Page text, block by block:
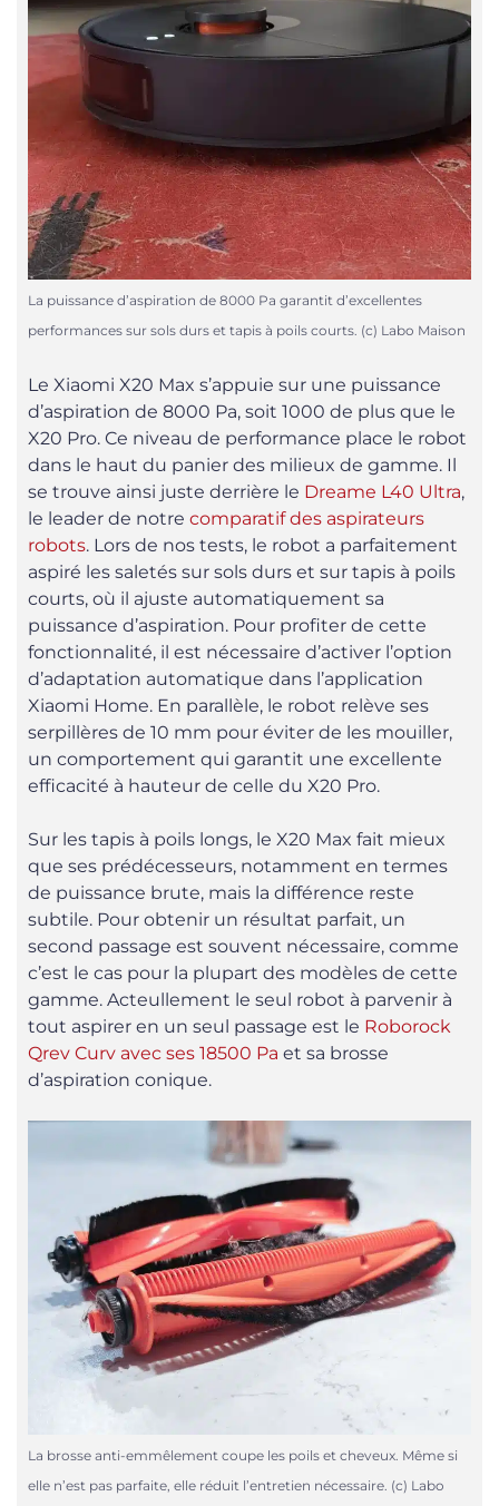
La puissance d’aspiration de 8000 Pa garantit d’excellentes
performances sur sols durs et tapis à poils courts. (c) Labo Maison
Le Xiaomi X20 Max s’appuie sur une puissance
d’aspiration de 8000 Pa, soit 1000 de plus que le
X20 Pro. Ce niveau de performance place le robot
dans le haut du panier des milieux de gamme. Il
se trouve ainsi juste derrière le Dreame L40 Ultra,
le leader de notre comparatif des aspirateurs
robots. Lors de nos tests, le robot a parfaitement
aspiré les saletés sur sols durs et sur tapis à poils
courts, où il ajuste automatiquement sa
puissance d’aspiration. Pour profiter de cette
fonctionnalité, il est nécessaire d’activer l’option
d’adaptation automatique dans l’application
Xiaomi Home. En parallèle, le robot relève ses
serpillères de 10 mm pour éviter de les mouiller,
un comportement qui garantit une excellente
efficacité à hauteur de celle du X20 Pro.
Sur les tapis à poils longs, le X20 Max fait mieux
que ses prédécesseurs, notamment en termes
de puissance brute, mais la différence reste
subtile. Pour obtenir un résultat parfait, un
second passage est souvent nécessaire, comme
c’est le cas pour la plupart des modèles de cette
gamme. Acteullement le seul robot à parvenir à
tout aspirer en un seul passage est le Roborock
Qrev Curv avec ses 18500 Pa et sa brosse
d’aspiration conique.
La brosse anti-emmêlement coupe les poils et cheveux. Même si
elle n’est pas parfaite, elle réduit l’entretien nécessaire. (c) Labo